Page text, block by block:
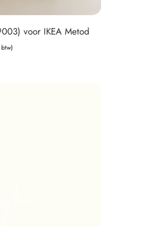
voor IKEA Metod